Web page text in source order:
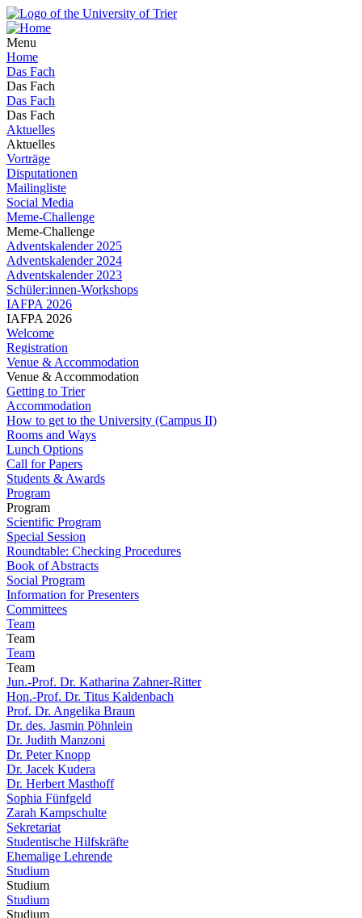
Menu
Home
Das Fach
Das Fach
Das Fach
Das Fach
Aktuelles
Aktuelles
Vorträge
Disputationen
Mailingliste
Social Media
Meme-Challenge
Meme-Challenge
Adventskalender 2025
Adventskalender 2024
Adventskalender 2023
Schüler:innen-Workshops
IAFPA 2026
IAFPA 2026
Welcome
Registration
Venue & Accommodation
Venue & Accommodation
Getting to Trier
Accommodation
How to get to the University (Campus II)
Rooms and Ways
Lunch Options
Call for Papers
Students & Awards
Program
Program
Scientific Program
Special Session
Roundtable: Checking Procedures
Book of Abstracts
Social Program
Information for Presenters
Committees
Team
Team
Team
Team
Jun.-Prof. Dr. Katharina Zahner-Ritter
Hon.-Prof. Dr. Titus Kaldenbach
Prof. Dr. Angelika Braun
Dr. des. Jasmin Pöhnlein
Dr. Judith Manzoni
Dr. Peter Knopp
Dr. Jacek Kudera
Dr. Herbert Masthoff
Sophia Fünfgeld
Zarah Kampschulte
Sekretariat
Studentische Hilfskräfte
Ehemalige Lehrende
Studium
Studium
Studium
Studium